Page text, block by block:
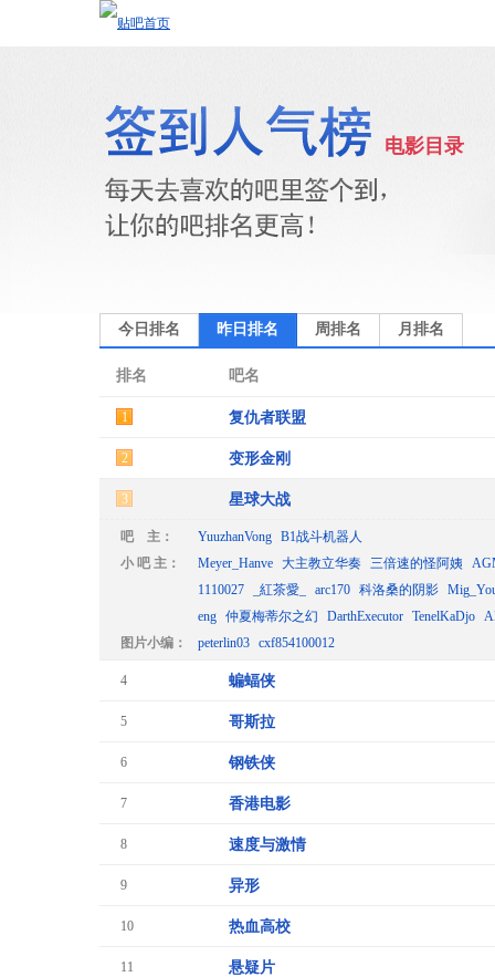
电影目录
今日排名 昨日排名 周排名 月排名
排名 吧名
1 复仇者联盟
2 变形金刚
3 星球大战
吧 主： YuuzhanVong B1战斗机器人
小 吧 主：
Meyer_Hanve 大主教立华奏 三倍速的怪阿姨
1110027
_紅茶愛_ arc170 科洛桑的阴影
eng 仲夏梅蒂尔之幻 DarthExecutor TenelKaDjo
图片小编：
peterlin03 cxf854100012
4 蝙蝠侠
5 哥斯拉
6 钢铁侠
7 香港电影
8 速度与激情
9 异形
10 热血高校
11 悬疑片